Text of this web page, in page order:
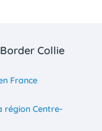
Collie
France
région Centre-